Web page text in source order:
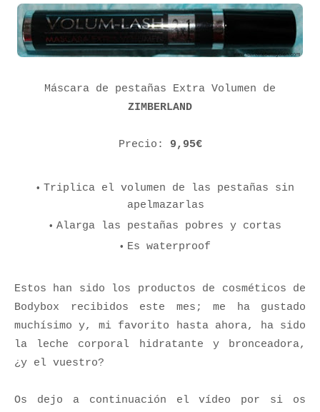
Máscara de pestañas Extra Volumen de
ZIMBERLAND
Precio: 9,95€
Triplica el volumen de las pestañas sin
apelmazarlas
Alarga las pestañas pobres y cortas
Es waterproof
Estos han sido los productos de cosméticos de
Bodybox recibidos este mes; me ha gustado
muchísimo y, mi favorito hasta ahora, ha sido
la leche corporal hidratante y bronceadora,
¿y el vuestro?
Os dejo a continuación el vídeo por si os